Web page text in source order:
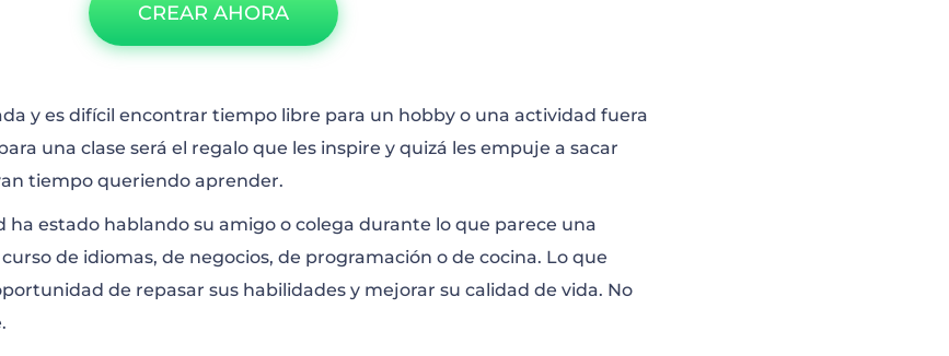
CREAR AHORA
y es difícil encontrar tiempo libre para un hobby o una actividad fuera
una clase será el regalo que les inspire y quizá les empuje a sacar
tiempo queriendo aprender.
ha estado hablando su amigo o colega durante lo que parece una
de idiomas, de negocios, de programación o de cocina. Lo que
de repasar sus habilidades y mejorar su calidad de vida. No